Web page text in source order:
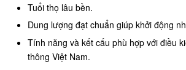
Tuổi thọ lâu bền.
Dung lượng đạt chuẩn giúp khởi động
Tính năng và kết cấu phù hợp với điều
thông Việt Nam.